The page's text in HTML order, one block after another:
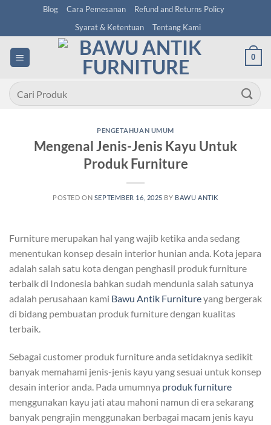
content
Blog Cara Pemesanan
Refund and Returns Policy
Syarat & Ketentuan
Tentang Kami
0
Pencarian
untuk:
PENGETAHUAN UMUM
Mengenal Jenis-Jenis Kayu Untuk
Produk Furniture
POSTED ON SEPTEMBER 16, 2025 BY BAWU ANTIK
Furniture merupakan hal yang wajib ketika anda sedang
menentukan konsep desain interior hunian anda. Kota jepara
adalah salah satu kota dengan penghasil produk furniture
terbaik di Indonesia bahkan sudah mendunia salah satunya
adalah perusahaan kami Bawu Antik Furnitureyang bergerak
di bidang pembuatan produk furniture dengan kualitas
terbaik.
Sebagai customer produk furniture anda setidaknya sedikit
banyak memahami jenis-jenis kayu yang sesuai untuk konsep
desain interior anda. Pada umumnya produk furniture
menggunakan kayu jati atau mahoni namun di era sekarang
banyak pengrajin menggunakan berbagai macam jenis kayu